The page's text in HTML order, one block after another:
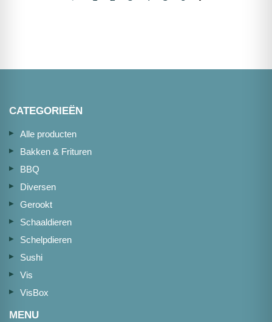
CATEGORIEËN
Alle producten
Bakken & Frituren
BBQ
Diversen
Gerookt
Schaaldieren
Schelpdieren
Sushi
Vis
VisBox
MENU